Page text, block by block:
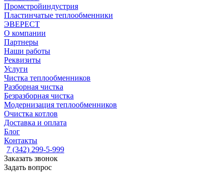
Промстройиндустрия
Пластинчатые теплообменники
ЭВЕРЕСТ
О компании
Партнеры
Наши работы
Реквизиты
Услуги
Чистка теплообменников
Разборная чистка
Безразборная чистка
Модернизация теплообменников
Очистка котлов
Доставка и оплата
Блог
Контакты
7 (342) 299-5-999
Заказать звонок
Задать вопрос